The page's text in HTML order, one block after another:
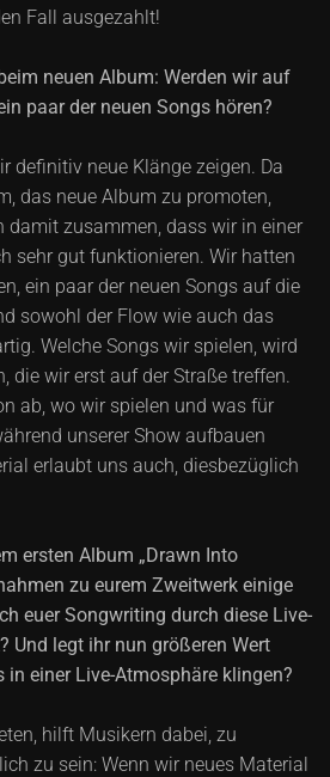
Fall ausgezahlt!
neuen Album: Werden wir auf
paar der neuen Songs hören?
definitiv neue Klänge zeigen. Da
das neue Album zu promoten,
damit zusammen, dass wir in einer
sehr gut funktionieren. Wir hatten
ein paar der neuen Songs auf die
sowohl der Flow wie auch das
Welche Songs wir spielen, wird
die wir erst auf der Straße treffen.
ab, wo wir spielen und was für
unserer Show aufbauen
erlaubt uns auch, diesbezüglich
ersten Album „Drawn Into
zu eurem Zweitwerk einige
euer Songwriting durch diese Live-
Und legt ihr nun größeren Wert
in einer Live-Atmosphäre klingen?
hilft Musikern dabei, zu
zu sein: Wenn wir neues Material